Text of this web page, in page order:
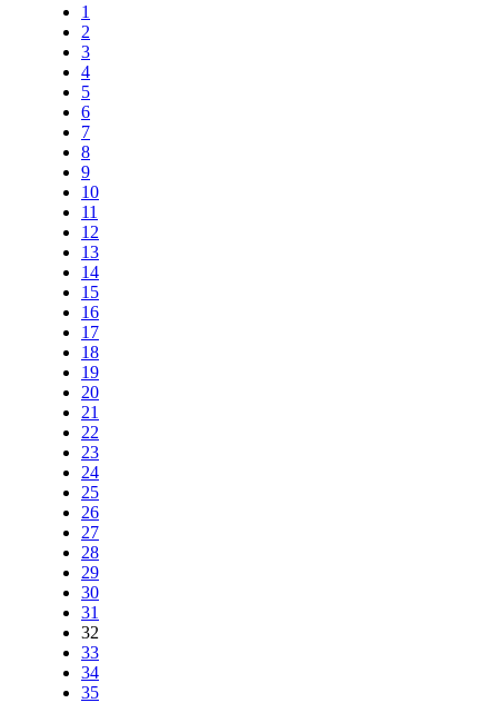
1
2
3
4
5
6
7
8
9
10
11
12
13
14
15
16
17
18
19
20
21
22
23
24
25
26
27
28
29
30
31
32
33
34
35